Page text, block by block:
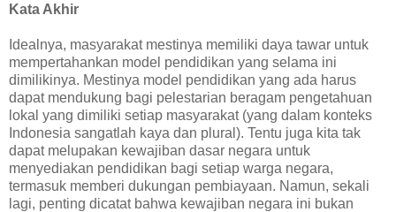
Kata Akhir
Idealnya, masyarakat mestinya memiliki daya tawar untuk
mempertahankan model pendidikan yang selama ini
dimilikinya. Mestinya model pendidikan yang ada harus
dapat mendukung bagi pelestarian beragam pengetahuan
lokal yang dimiliki setiap masyarakat (yang dalam konteks
Indonesia sangatlah kaya dan plural). Tentu juga kita tak
dapat melupakan kewajiban dasar negara untuk
menyediakan pendidikan bagi setiap warga negara,
termasuk memberi dukungan pembiayaan. Namun, sekali
lagi, penting dicatat bahwa kewajiban negara ini bukan